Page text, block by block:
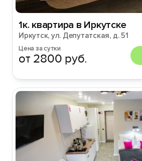
1к. квартира в Иркутске
Иркутск, ул. Депутатская, д. 51
Цена за сутки
от 2800 руб.